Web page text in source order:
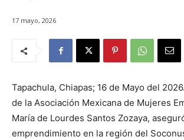
17 mayo, 2026
Tapachula, Chiapas; 16 de Mayo del
de la Asociación Mexicana de Mujeres
María de Lourdes Santos Zozaya,
emprendimiento en la región del